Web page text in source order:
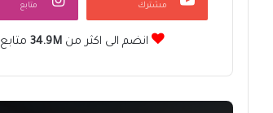
مشترك متابع
انضم الى اكثر من34.9M متابع